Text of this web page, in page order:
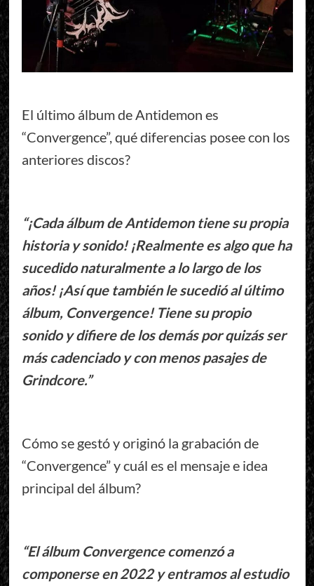
El último álbum de Antidemon es
“Convergence”, qué diferencias posee con los
anteriores discos?
“¡Cada álbum de Antidemon tiene su propia
historia y sonido! ¡Realmente es algo que ha
sucedido naturalmente a lo largo de los
años! ¡Así que también le sucedió al último
álbum, Convergence! Tiene su propio
sonido y difiere de los demás por quizás ser
más cadenciado y con menos pasajes de
Grindcore.”
Cómo se gestó y originó la grabación de
“Convergence” y cuál es el mensaje e idea
principal del álbum?
“El álbum Convergence comenzó a
componerse en 2022 y entramos al estudio